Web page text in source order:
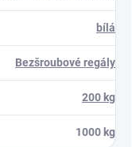
bílá
Bezšroubové regály
200 kg
1000 kg